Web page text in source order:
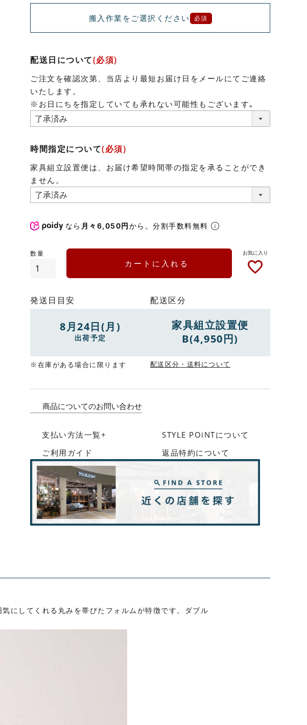
搬入作業をご選択ください 必須
配送日について(必須)
ご注文を確認次第、当店より最短お届け日をメールにてご連絡
いたします。
※お日にちを指定していても承れない可能性もございます｡
時間指定について(必須)
家具組立設置便は、お届け希望時間帯の指定を承ることができ
ません。
なら 月々6,050円から。分割手数料無料
カートに入れる
発送日目安
8月24日(月)
出荷予定
※在庫がある場合に限ります
配送区分
家具組立設置便
B(4,950円)
配送区分・送料について
商品についてのお問い合わせ
支払い方法一覧+
STYLE POiNTについて
ご利用ガイド
返品特約について
にしてくれる丸みを帯びたフォルムが特徴です。ダブル